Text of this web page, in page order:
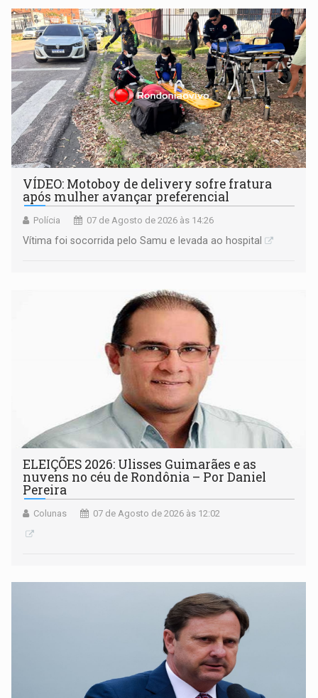
remover as contas
VÍDEO: Motoboy de delivery sofre fratura
após mulher avançar preferencial
Polícia 07 de Agosto de 2026 às 14:26
Vítima foi socorrida pelo Samu e levada ao hospital
ELEIÇÕES 2026: Ulisses Guimarães e as
nuvens no céu de Rondônia – Por Daniel
Pereira
Colunas 07 de Agosto de 2026 às 12:02